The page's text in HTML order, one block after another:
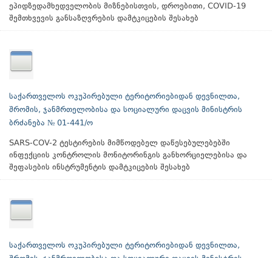
ეპიდზედამხედველობის მიზნებისთვის, დროებითი, COVID-19
შემთხვევის განსაზღვრების დამტკიცების შესახებ
საქართველოს ოკუპირებული ტერიტორიებიდან დევნილთა,
შრომის, ჯანმრთელობისა და სოციალური დაცვის მინისტრის
ბრძანება № 01-441/ო
SARS-COV-2 ტესტირების მიმწოდებელ დაწესებულებებში
ინფექციის კონტროლის მონიტორინგის განხორციელებისა და
შეფასების ინსტრუმენტის დამტკიცების შესახებ
საქართველოს ოკუპირებული ტერიტორიებიდან დევნილთა,